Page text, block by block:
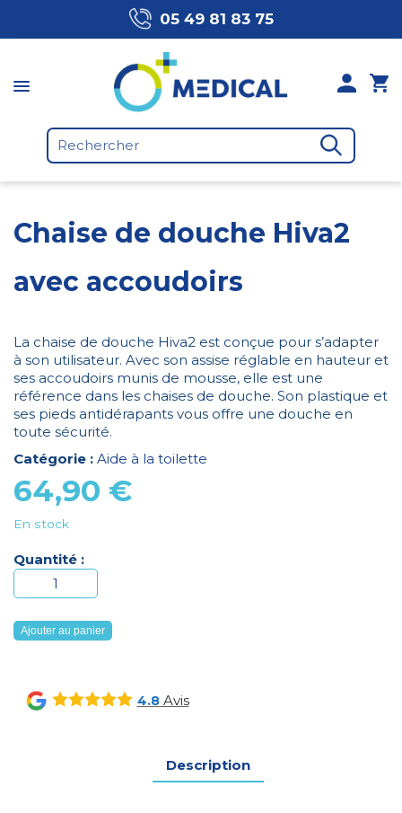
05 49 81 83 75
Chaise de douche Hiva2
avec accoudoirs
La chaise de douche Hiva2 est conçue pour s’adapter
à son utilisateur. Avec son assise réglable en hauteur et
ses accoudoirs munis de mousse, elle est une
référence dans les chaises de douche. Son plastique et
ses pieds antidérapants vous offre une douche en
toute sécurité.
Catégorie : Aide à la toilette
64,90 €
En stock
Quantité :
quantité
de
Chaise
de
Hiva2
avec
Ajouter au panier
4.8Avis
Description